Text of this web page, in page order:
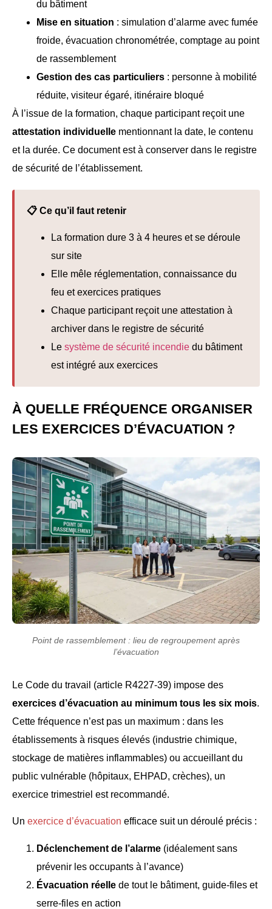
du bâtiment
Mise en situation : simulation d’alarme avec fumée
froide, évacuation chronométrée, comptage au point
de rassemblement
Gestion des cas particuliers : personne à mobilité
réduite, visiteur égaré, itinéraire bloqué
À l’issue de la formation, chaque participant reçoit une
attestation individuelle mentionnant la date, le contenu
et la durée. Ce document est à conserver dans le registre
de sécurité de l’établissement.
📋 Ce qu’il faut retenir
La formation dure 3 à 4 heures et se déroule
sur site
Elle mêle réglementation, connaissance du
feu et exercices pratiques
Chaque participant reçoit une attestation à
archiver dans le registre de sécurité
Le système de sécurité incendie du bâtiment
est intégré aux exercices
À QUELLE FRÉQUENCE ORGANISER
LES EXERCICES D’ÉVACUATION ?
Point de rassemblement : lieu de regroupement après
l’évacuation
Le Code du travail (article R4227-39) impose des
exercices d’évacuation au minimum tous les six mois.
Cette fréquence n’est pas un maximum : dans les
établissements à risques élevés (industrie chimique,
stockage de matières inflammables) ou accueillant du
public vulnérable (hôpitaux, EHPAD, crèches), un
exercice trimestriel est recommandé.
Un exercice d’évacuation efficace suit un déroulé précis :
Déclenchement de l’alarme (idéalement sans
prévenir les occupants à l’avance)
Évacuation réelle de tout le bâtiment, guide-files et
serre-files en action